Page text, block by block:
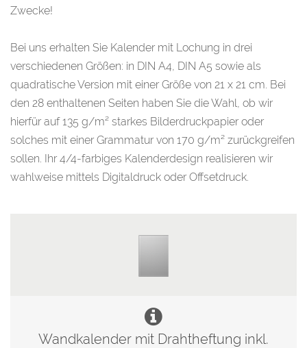
Zwecke!
Bei uns erhalten Sie Kalender mit Lochung in drei
verschiedenen Größen: in DIN A4, DIN A5 sowie als
quadratische Version mit einer Größe von 21 x 21 cm. Bei
den 28 enthaltenen Seiten haben Sie die Wahl, ob wir
hierfür auf 135 g/m² starkes Bilderdruckpapier oder
solches mit einer Grammatur von 170 g/m² zurückgreifen
sollen. Ihr 4/4-farbiges Kalenderdesign realisieren wir
wahlweise mittels Digitaldruck oder Offsetdruck.
Wandkalender mit Drahtheftung inkl.